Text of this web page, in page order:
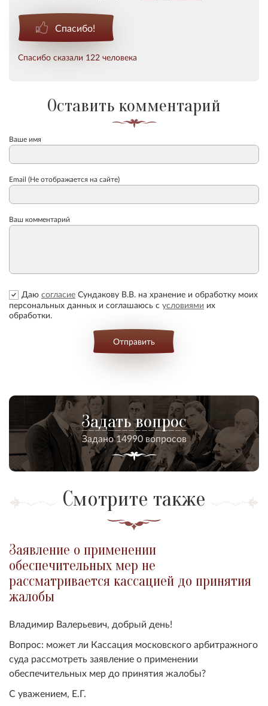
Спасибо!
Спасибо сказали 122 человека
Оставить комментарий
Ваше имя
Email (Не отображается на сайте)
Ваш комментарий
Даю согласие Сундакову В.В. на хранение и обработку моих
персональных данных и соглашаюсь с условиями их
обработки.
Отправить
Задать вопрос
Задано 14990 вопросов
Смотрите также
Заявление о применении
обеспечительных мер не
рассматривается кассацией до принятия
жалобы
Владимир Валерьевич, добрый день!
Вопрос: может ли Кассация московского арбитражного
суда рассмотреть заявление о применении
обеспечительных мер до принятия жалобы?
С уважением, Е.Г.